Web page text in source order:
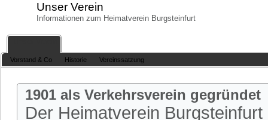
Unser Verein
Informationen zum Heimatverein Burgsteinfurt
Vorstand & Co Historie Vereinssatzung
1901 als Verkehrsverein gegründet
Der Heimatverein Burgsteinfurt